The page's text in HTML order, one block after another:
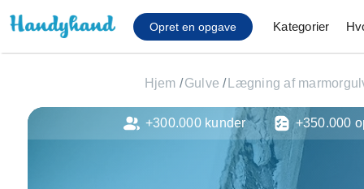
Opret en opgave Kategorier
Affaldsfjernelse
Afhentning af
Anlæg af terrasse
Hjem /Gulve / Lægning af
+300.000 kunder +350.000